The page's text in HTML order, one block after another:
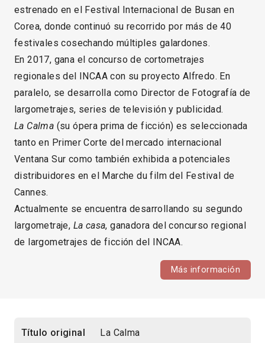
estrenado en el Festival Internacional de Busan en
Corea, donde continuó su recorrido por más de 40
festivales cosechando múltiples galardones.
En 2017, gana el concurso de cortometrajes
regionales del INCAA con su proyecto Alfredo. En
paralelo, se desarrolla como Director de Fotografía de
largometrajes, series de televisión y publicidad.
La Calma (su ópera prima de ficción) es seleccionada
tanto en Primer Corte del mercado internacional
Ventana Sur como también exhibida a potenciales
distribuidores en el Marche du film del Festival de
Cannes.
Actualmente se encuentra desarrollando su segundo
largometraje, La casa, ganadora del concurso regional
de largometrajes de ficción del INCAA.
Más información
Título original La Calma